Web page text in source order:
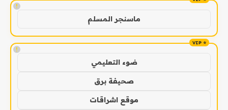
!
ماسنجر المسلم
!
ضوء التعليمي
صحيفة برق
موقع اشراقات